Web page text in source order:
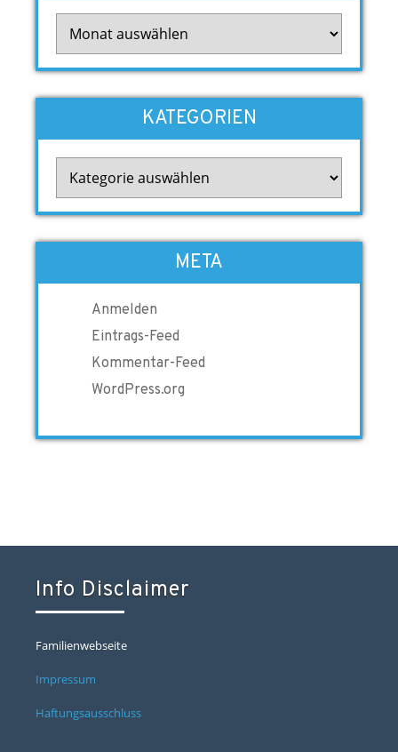
KATEGORIEN
META
Anmelden
Eintrags-Feed
Kommentar-Feed
WordPress.org
Info Disclaimer
Familienwebseite
Impressum
Haftungsausschluss